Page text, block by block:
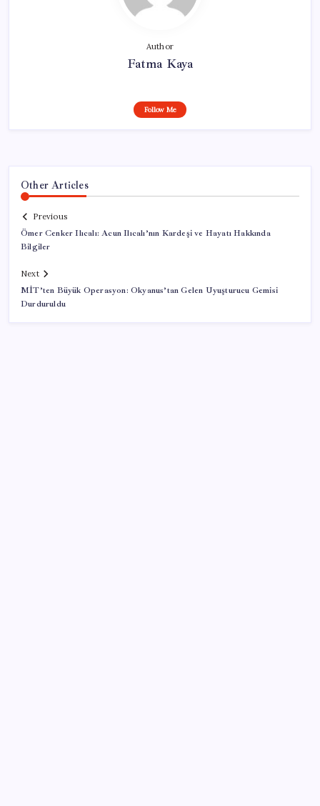
Author
Fatma Kaya
Follow Me
Other Articles
Previous
Ömer Cenker Ilıcalı: Acun Ilıcalı’nın Kardeşi ve Hayatı Hakkında
Bilgiler
Next
MİT’ten Büyük Operasyon: Okyanus’tan Gelen Uyuşturucu Gemisi
Durduruldu